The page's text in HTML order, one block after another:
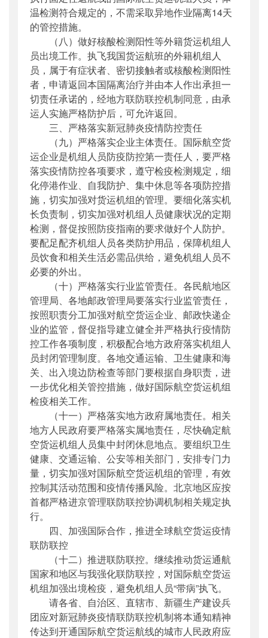
温检测符合规定的，不需采取异地作业隔离14天
的管控措施。
（八）做好核酸检测阳性等外籍货运机组人
员出境工作。执飞我国货运航班的外籍机组人
员，属于有症状者、密切接触者或核酸检测阳性
者，申请返回本国隔离治疗并由本人作出承担一
切责任承诺的，经地方联防联控机制同意，由承
运人实施严格防护后，可允许返回。
三、严格落实新冠肺炎疫情防控责任
（九）严格落实企业主体责任。国际航空货
运企业是机组人员防疫防控第一责任人，要严格
落实疫情防控各项要求，遵守检疫检测规定，细
化停港作业、自我防护、集中休息等各项防控措
施，切实加强对货运机组的管理。要细化落实机
长负责制，切实加强对机组人员健康状况的定期
检测，督促按照防疫指南的要求做好个人防护。
要配足配齐机组人员各类防护用品，保障机组人
员饮食和相关生活必需品供给，避免机组人员不
必要的外出。
（十）严格落实行业监管责任。各民航地区
管理局、各地邮政管理局要落实行业监管责任，
按照职责分工加强对航空货运企业、邮政快递企
业的监管，督促指导建立健全并严格执行疫情防
控工作各项制度，积极配合地方政府落实机组人
员封闭管理制度。各地交通运输、卫生健康和海
关、出入境边防检查等部门要根据自身职责，进
一步优化相关管控措施，做好国际航空货运机组
检疫相关工作。
（十一）严格落实地方政府属地责任。相关
地方人民政府要严格落实属地责任，尽快确定航
空货运机组人员集中封闭休息地点。要组织卫生
健康、交通运输、公安等相关部门，安排专门力
量，切实加强对国际航空货运机组的管理，有效
控制其活动范围和疫情传播风险。北京地区应按
首都严格进京管理联防联控协调机制相关规定执
行。
四、加强国际合作，推进全球航空货运疫情
联防联控
（十二）推进联防联控。继续推动货运通航
国家和地区与我强化联防联控，对国际航空货运
机组加强出境检疫，避免机组人员“带病”执飞。
请各省、自治区、直辖市、新疆生产建设兵
团应对新冠肺炎疫情联防联控机制将本通知精神
传达到开通国际航空货运航线的城市人民政府应